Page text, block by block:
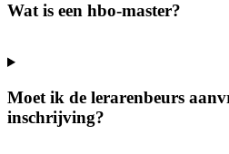
Wat is een hbo-master?
Moet ik de lerarenbeurs
inschrijving?